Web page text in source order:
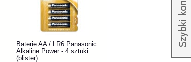
Baterie AA / LR6 Panasonic
Alkaline Power - 4 sztuki
(blister)